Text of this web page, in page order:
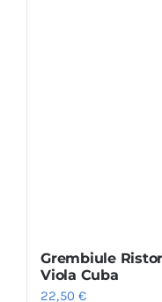
Grembiule
Viola Cuba
22,50€